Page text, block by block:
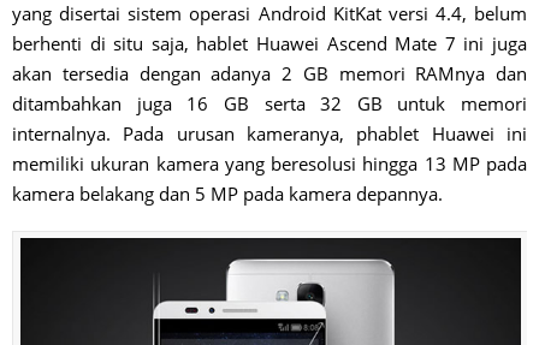
yang disertai sistem operasi Android KitKat versi 4.4, belum
berhenti di situ saja, hablet Huawei Ascend Mate 7 ini juga
akan tersedia dengan adanya 2 GB memori RAMnya dan
ditambahkan juga 16 GB serta 32 GB untuk memori
internalnya. Pada urusan kameranya, phablet Huawei ini
memiliki ukuran kamera yang beresolusi hingga 13 MP pada
kamera belakang dan 5 MP pada kamera depannya.